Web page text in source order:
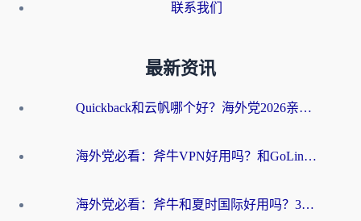
联系我们
最新资讯
Quickback和云帆哪个好？海外党2026亲测指南：选对加速器大陆工具，无缝刷国内剧玩国服
海外党必看：斧牛VPN好用吗？和GoLinkVPN对比哪个回国效果更好？
海外党必看：斧牛和夏时国际好用吗？3步选对回国加速器，无缝刷国内资源